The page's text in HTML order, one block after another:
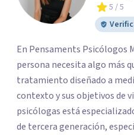
5 / 5
En Pensaments Psicólogos
persona necesita algo más
tratamiento diseñado a
contexto y sus objetivos de
psicólogas está
de tercera generación,